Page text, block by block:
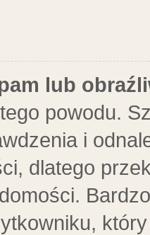
lub
powodu.
i
dlatego